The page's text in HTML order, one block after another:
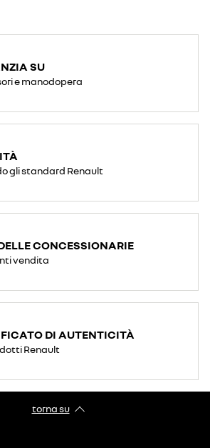
SU
e manodopera
gli standard Renault
CONCESSIONARIE
vendita
DI AUTENTICITÀ
Renault
torna su